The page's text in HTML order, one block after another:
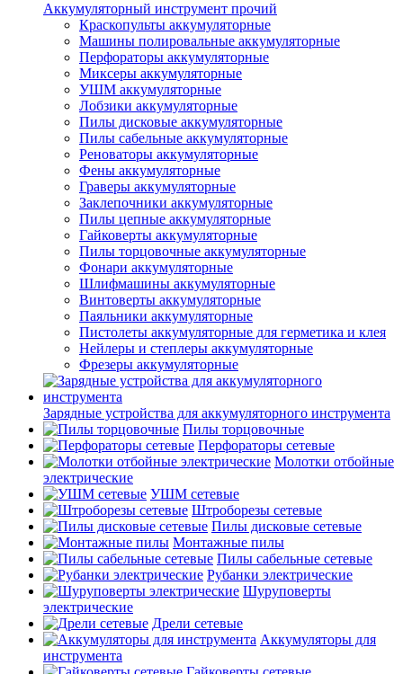
Аккумуляторный инструмент прочий
Краскопульты аккумуляторные
Машины полировальные аккумуляторные
Перфораторы аккумуляторные
Миксеры аккумуляторные
УШМ аккумуляторные
Лобзики аккумуляторные
Пилы дисковые аккумуляторные
Пилы сабельные аккумуляторные
Реноваторы аккумуляторные
Фены аккумуляторные
Граверы аккумуляторные
Заклепочники аккумуляторные
Пилы цепные аккумуляторные
Гайковерты аккумуляторные
Пилы торцовочные аккумуляторные
Фонари аккумуляторные
Шлифмашины аккумуляторные
Винтоверты аккумуляторные
Паяльники аккумуляторные
Пистолеты аккумуляторные для герметика и клея
Нейлеры и степлеры аккумуляторные
Фрезеры аккумуляторные
Зарядные устройства для аккумуляторного инструмента
Пилы торцовочные
Перфораторы сетевые
Молотки отбойные
электрические
УШМ сетевые
Штроборезы сетевые
Пилы дисковые сетевые
Монтажные пилы
Пилы сабельные сетевые
Рубанки электрические
Шуруповерты
электрические
Дрели сетевые
Аккумуляторы для
инструмента